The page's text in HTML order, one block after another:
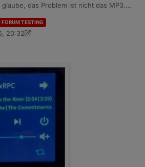
glaube, das Problem ist nicht das MP3.
der Datei abgefragt, sondern die der
Der Artist fehlt da bei mir einfach.
ob ich eine gespeicherte Playlist oder
"index": 0,
"title": "Victim Of Luck",
"ArtworkUrl": "http://
"Bitrate": "320kb/s CBR",
"Duration": 203.306,
"Album": "Romanticize The Dive"
FORUM TESTING
20:32